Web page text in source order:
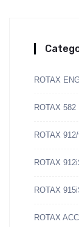
ROTAX
ROTAX 582
ROTAX
ROTAX
ROTAX
ROTAX